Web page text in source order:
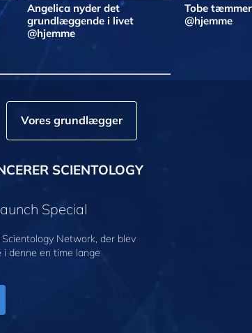
Angelica nyder det
grundlæggende i livet
@hjemme
Tobe
@hjemme
Vores grundlægger
SCIENTOLOGY
Special
Network, der blev
denne en time lange